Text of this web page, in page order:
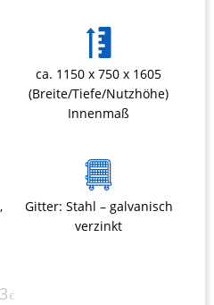
ca. 1150 x 750 x 1605
(Breite/Tiefe/Nutzhöhe)
Innenmaß
Gitter: Stahl – galvanisch
verzinkt
€